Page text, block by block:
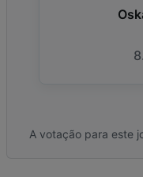
A votação para este